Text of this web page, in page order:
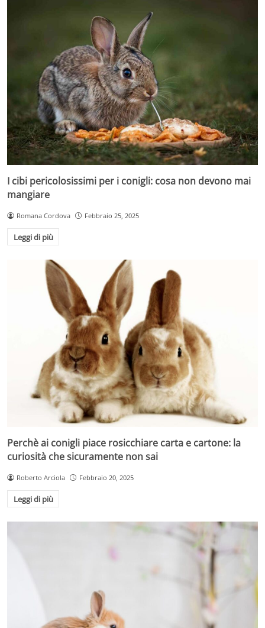
I cibi pericolosissimi per i conigli: cosa non devono mai
mangiare
Romana Cordova Febbraio 25, 2025
Leggi di più
Perchè ai conigli piace rosicchiare carta e cartone: la
curiosità che sicuramente non sai
Roberto Arciola Febbraio 20, 2025
Leggi di più